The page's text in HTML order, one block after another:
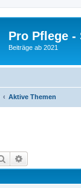
Pro Pflege
Beiträge ab 2021
Aktive Themen
Suche